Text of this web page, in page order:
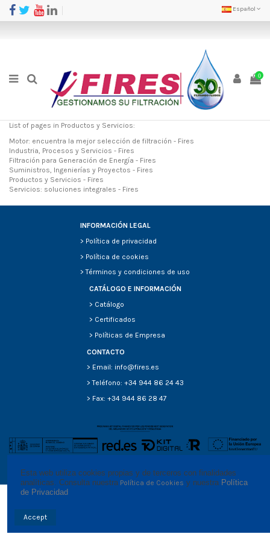
Español
0
List of pages in Productos y Servicios:
Motor: encuentra la mejor selección de filtración - Fires
Industria, Procesos y Servicios - Fires
Filtración para Generación de Energía - Fires
Suministros, Ingenierías y Proyectos - Fires
Productos y Servicios - Fires
Servicios: soluciones integrales - Fires
INFORMACIÓN LEGAL
> Política de privacidad
> Política de cookies
>Términos y condiciones de uso
CATÁLOGO E INFORMACIÓN
> Catálogo
> Certificados
> Políticas de Empresa
CONTACTO
> Email: info@fires.es
> Teléfono: +34 944 86 24 43
> Fax: +34 944 86 28 47
Esta web utiliza cookies propias y de terceros con finalidades
analíticas. Consulta nuestra Política de Cookies y nuestra Política
de Privacidad
Accept